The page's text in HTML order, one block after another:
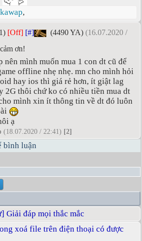
,
[Off] [#] (4490 YA) (16.07.2020 /
ơn!
nên mình muốn mua 1 con dt cũ để
offline nhẹ nhẹ. mn cho mình hỏi
hay ios thì giá rẻ hơn, ít giật lag
2G thôi chứ ko có nhiều tiền mua dt
mình xin ít thông tin về dt đó luôn
ạ
(18.07.2020 / 22:41) [2]
bình luận
Giải đáp mọi thắc mắc
xoá file trên điện thoại có được